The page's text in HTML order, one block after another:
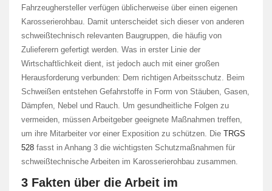
Fahrzeughersteller verfügen üblicherweise über einen eigenen
Karosserierohbau. Damit unterscheidet sich dieser von anderen
schweißtechnisch relevanten Baugruppen, die häufig von
Zulieferern gefertigt werden. Was in erster Linie der
Wirtschaftlichkeit dient, ist jedoch auch mit einer großen
Herausforderung verbunden: Dem richtigen Arbeitsschutz. Beim
Schweißen entstehen Gefahrstoffe in Form von Stäuben, Gasen,
Dämpfen, Nebel und Rauch. Um gesundheitliche Folgen zu
vermeiden, müssen Arbeitgeber geeignete Maßnahmen treffen,
um ihre Mitarbeiter vor einer Exposition zu schützen. Die TRGS
528 fasst in Anhang 3 die wichtigsten Schutzmaßnahmen für
schweißtechnische Arbeiten im Karosserierohbau zusammen.
3 Fakten über die Arbeit im